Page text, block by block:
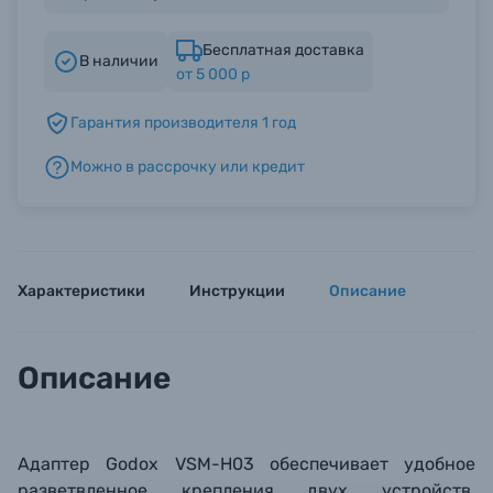
Б/У фототехника (Комиссионные товары)
Уценённые товары
В наличии
Бесплатная доставка
от 5 000 р
Гарантия производителя 1 год
Можно в рассрочку или кредит
Характеристики Инструкции Описание
Описание
Адаптер Godox VSM-H03 обеспечивает удобное